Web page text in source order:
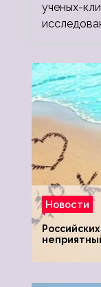
ученых-
Новости